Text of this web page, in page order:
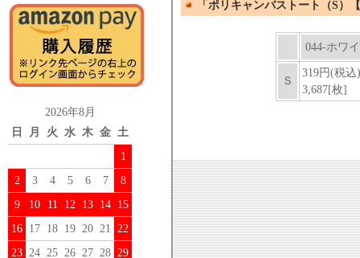
2026年8月
日
月 火 水 木 金 土
1
2
3 4 5 6 7
8
9
10 11 12 13 14 15
16 17 18 19 20 21 22
23 24 25 26 27 28 29